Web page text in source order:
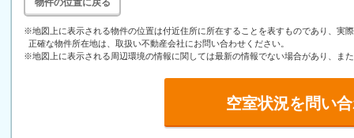
物件の位置に戻る
※地図上に表示される物件の位置は付近住所に所在することを表すものであり、実
正確な物件所在地は、取扱い不動産会社にお問い合わせください。
※地図上に表示される周辺環境の情報に関しては最新の情報でない場合があり、ま
空室状況を問い